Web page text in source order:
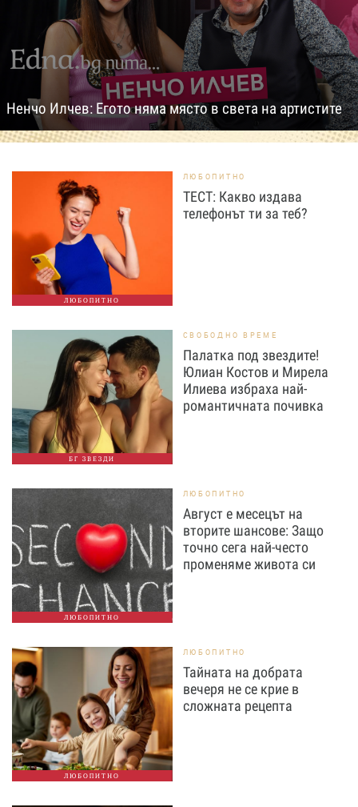
Ненчо Илчев: Егото няма място в света на артистите
ЛЮБОПИТНО
ЛЮБОПИТНО
ТЕСТ: Какво издава
телефонът ти за теб?
БГ ЗВЕЗДИ
СВОБОДНО ВРЕМЕ
Палатка под звездите!
Юлиан Костов и Мирела
Илиева избраха най-
романтичната почивка
ЛЮБОПИТНО
ЛЮБОПИТНО
Август е месецът на
вторите шансове: Защо
точно сега най-често
променяме живота си
ЛЮБОПИТНО
ЛЮБОПИТНО
Тайната на добрата
вечеря не се крие в
сложната рецепта